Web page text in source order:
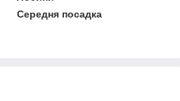
Середня посадка